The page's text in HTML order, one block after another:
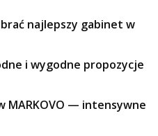
najlepszy gabinet w
i wygodne propozycje
MARKOVO — intensywne